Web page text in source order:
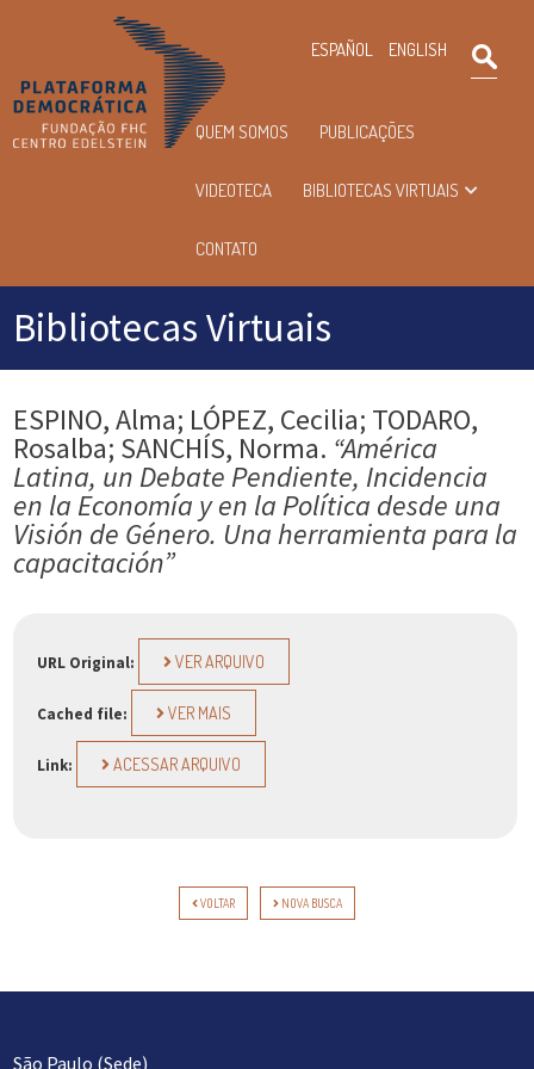
ESPAÑOL ENGLISH
Menu
principal
QUEM SOMOS PUBLICAÇÕES
VIDEOTECA BIBLIOTECAS VIRTUAIS
CONTATO
Bibliotecas Virtuais
ESPINO, Alma; LÓPEZ, Cecilia; TODARO,
Rosalba; SANCHÍS, Norma. “América
Latina, un Debate Pendiente, Incidencia
en la Economía y en la Política desde una
Visión de Género. Una herramienta para la
capacitación”
URL Original: VER ARQUIVO
Cached file: VER MAIS
Link: ACESSAR ARQUIVO
VOLTAR NOVA BUSCA
São Paulo (Sede)